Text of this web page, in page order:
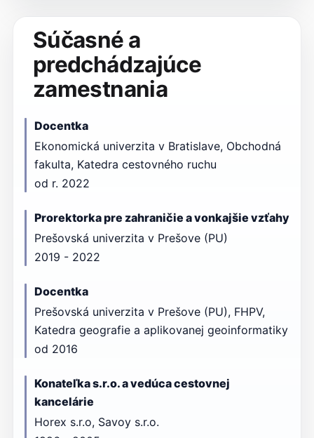
Súčasné a
predchádzajúce
zamestnania
Docentka
Ekonomická univerzita v Bratislave, Obchodná
fakulta, Katedra cestovného ruchu
od r. 2022
Prorektorka pre zahraničie a vonkajšie vzťahy
Prešovská univerzita v Prešove (PU)
2019 - 2022
Docentka
Prešovská univerzita v Prešove (PU), FHPV,
Katedra geografie a aplikovanej geoinformatiky
od 2016
Konateľka s.r.o. a vedúca cestovnej
kancelárie
Horex s.r.o, Savoy s.r.o.